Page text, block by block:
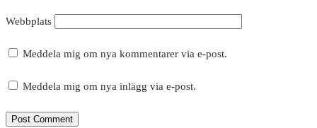
Webbplats
Meddela mig om nya kommentarer via e-post.
Meddela mig om nya inlägg via e-post.